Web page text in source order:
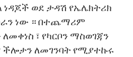
ነዳጆች ወደ ታዳሽ የኤሌክትሪክ
ነው ። በተጨማሪም
፣ የካርቦን ማስወገጃን
ችሎታን ለመገንባት የሚያተኩሩ